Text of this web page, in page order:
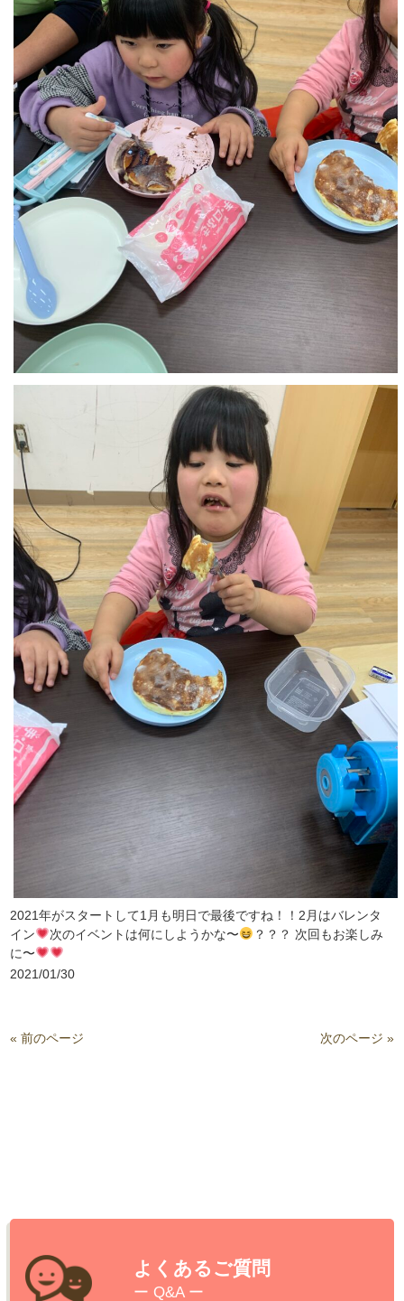
2021年がスタートして1月も明日で最後ですね！！2月はバレンタ
イン
次のイベントは何にしようかな〜
？？？ 次回もお楽しみ
に〜
2021/01/30
« 前のページ 次のページ »
よくあるご質問
ー Q&A ー